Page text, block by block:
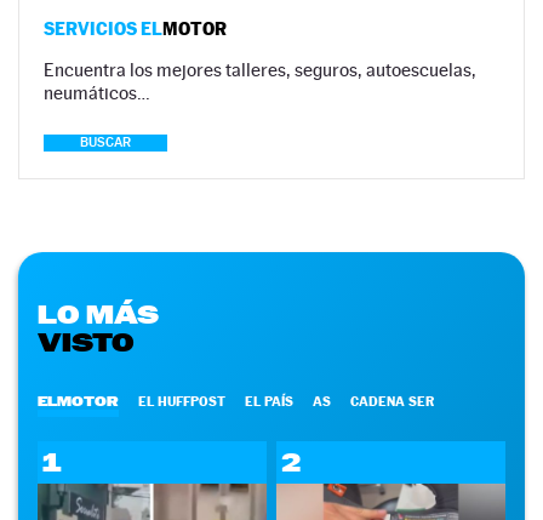
SERVICIOS ELMOTOR
Encuentra los mejores talleres, seguros, autoescuelas,
neumáticos…
BUSCAR
LO MÁS
VISTO
ELMOTOR EL HUFFPOST EL PAÍS AS CADENA SER
1 2